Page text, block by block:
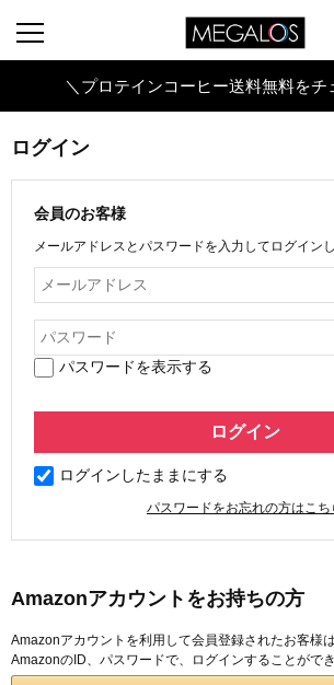
＼プロテインコーヒー送料無料をチ
ログイン
会員のお客様
メールアドレスとパスワードを入力してログイン
パスワードを表示する
ログインしたままにする
パスワードをお忘れの方はこち
Amazonアカウントをお持ちの方
Amazonアカウントを利用して会員登録されたお客様は
AmazonのID、パスワードで、ログインすることができ